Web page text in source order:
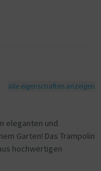
alle eigenschaften anzeigen
eleganten und
Garten! Das Trampolin
hochwertigen